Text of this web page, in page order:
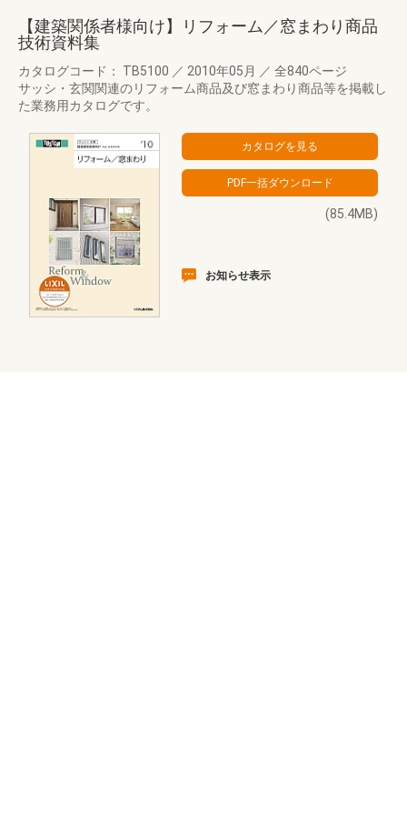
【建築関係者様向け】リフォーム／窓まわり商品
技術資料集
カタログコード： TB5100 ／ 2010年05月 ／ 全840ページ
サッシ・玄関関連のリフォーム商品及び窓まわり商品等を掲載し
た業務用カタログです。
(85.4MB)
お知らせ表示